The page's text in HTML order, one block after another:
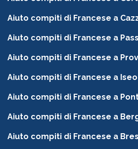
Aiuto compiti di Francese a
Aiuto compiti di Francese a
Aiuto compiti di Francese a
Aiuto compiti di Francese a Iseo
Aiuto compiti di Francese a
Aiuto compiti di Francese a
Aiuto compiti di Francese a